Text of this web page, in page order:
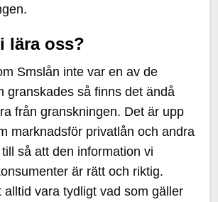
lära oss?
Smslån inte var en av de
granskades så finns det ändå
från granskningen. Det är upp
marknadsför privatlån och andra
så att den information vi
är rätt och riktig.
alltid vara tydligt vad som gäller